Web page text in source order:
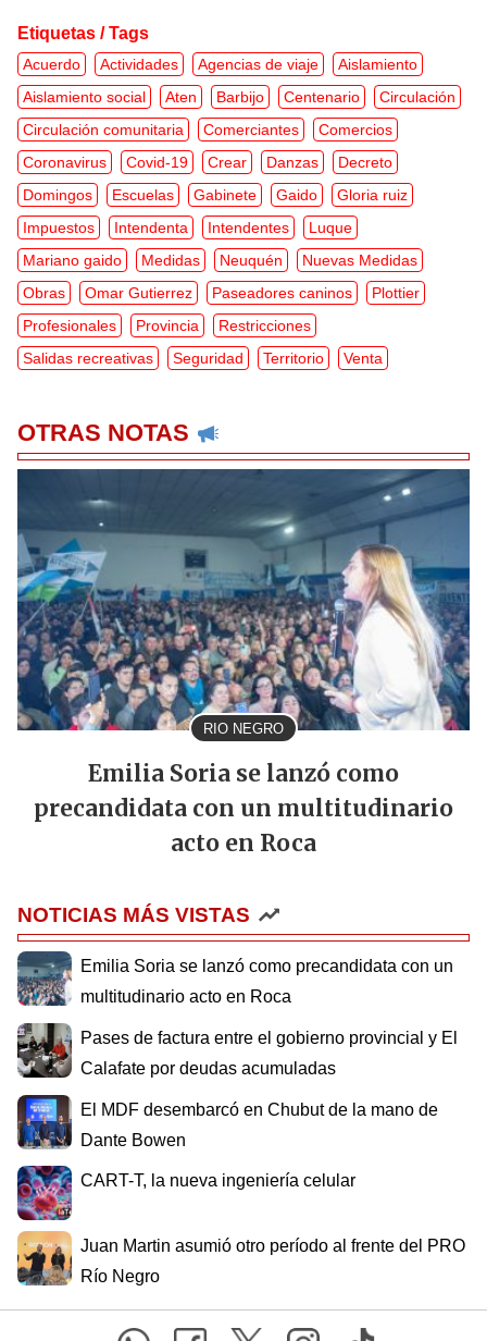
Etiquetas / Tags
Acuerdo Actividades Agencias de viaje
Aislamiento
Aislamiento social
Aten Barbijo Centenario
Circulación
Circulación comunitaria
Comerciantes
Comercios
Coronavirus
Covid-19 Crear Danzas
Decreto
Domingos
Escuelas Gabinete Gaido
Gloria ruiz
Impuestos
Intendenta Intendentes
Luque
Mariano gaido
Medidas Neuquén
Nuevas Medidas
Obras
Omar Gutierrez Paseadores caninos
Plottier
Profesionales
Provincia
Restricciones
Salidas recreativas
Seguridad Territorio Venta
OTRAS NOTAS
RIO NEGRO
Emilia Soria se lanzó como
precandidata con un multitudinario
acto en Roca
NOTICIAS MÁS VISTAS
Emilia Soria se lanzó como precandidata con un
multitudinario acto en Roca
Pases de factura entre el gobierno provincial y El
Calafate por deudas acumuladas
El MDF desembarcó en Chubut de la mano de
Dante Bowen
CART-T, la nueva ingeniería celular
Juan Martin asumió otro período al frente del PRO
Río Negro